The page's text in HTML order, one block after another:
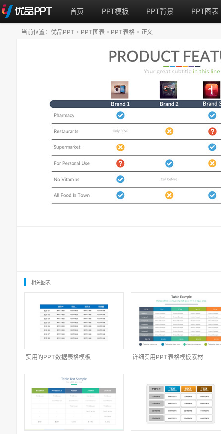
首页 PPT模板 PPT背景 PPT图表
当前位置： 优品PPT > PPT图表 > PPT表格 > 正文
相关图表
实用的PPT数据表格模板 详细实用PPT表格模板素材